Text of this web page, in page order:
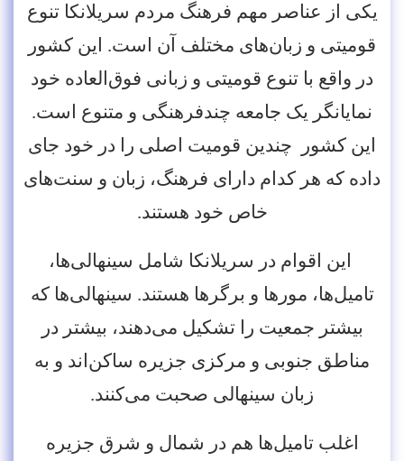
یکی از عناصر مهم فرهنگ مردم سریلانکا تنوع
قومیتی و زبان‌های مختلف آن است. این کشور
در واقع با تنوع قومیتی و زبانی فوق‌العاده خود
نمایانگر یک جامعه چندفرهنگی و متنوع است.
این کشور چندین قومیت اصلی را در خود جای
داده که هر کدام دارای فرهنگ، زبان و سنت‌های
خاص خود هستند.
این اقوام در سریلانکا شامل سینهالی‌ها،
تامیل‌ها، مورها و برگرها هستند. سینهالی‌ها که
بیشتر جمعیت را تشکیل می‌دهند، بیشتر در
مناطق جنوبی و مرکزی جزیره ساکن‌اند و به
زبان سینهالی صحبت می‌کنند.
اغلب تامیل‌ها هم در شمال و شرق جزیره